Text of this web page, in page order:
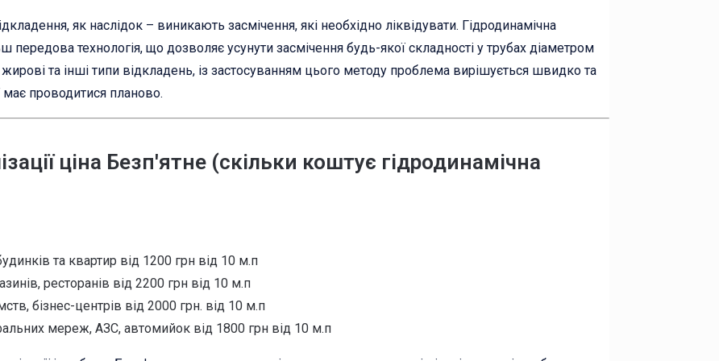
як наслідок – виникають засмічення, які необхідно ліквідувати. Гідродинамічна
передова технологія, що дозволяє усунути засмічення будь-якої складності у трубах діаметром
та інші типи відкладень, із застосуванням цього методу проблема вирішується швидко та
має проводитися планово.
ціна Безп'ятне (скільки коштує гідродинамічна
та квартир від 1200 грн від 10 м.п
ресторанів від 2200 грн від 10 м.п
бізнес-центрів від 2000 грн. від 10 м.п
мереж, АЗС, автомийок від 1800 грн від 10 м.п